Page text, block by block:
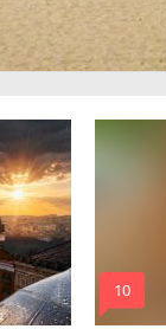
mode_comment
10